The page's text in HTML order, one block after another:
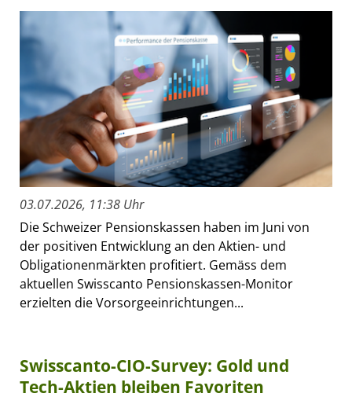
03.07.2026, 11:38 Uhr
Die Schweizer Pensionskassen haben im Juni von
der positiven Entwicklung an den Aktien- und
Obligationenmärkten profitiert. Gemäss dem
aktuellen Swisscanto Pensionskassen-Monitor
erzielten die Vorsorgeeinrichtungen...
Swisscanto-CIO-Survey: Gold und
Tech-Aktien bleiben Favoriten